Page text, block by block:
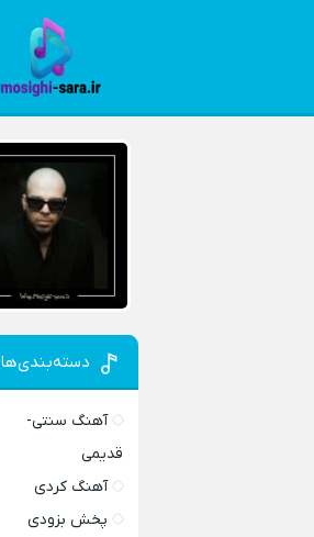
دسته‌بندی‌ها
آهنگ سنتی-
قدیمی
آهنگ کردی
پخش بزودی